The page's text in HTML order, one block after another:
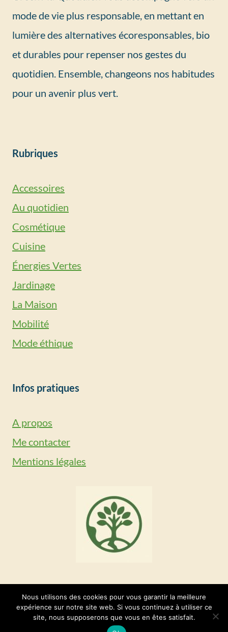
mode de vie plus responsable, en mettant en
lumière des alternatives écoresponsables, bio
et durables pour repenser nos gestes du
quotidien. Ensemble, changeons nos habitudes
pour un avenir plus vert.
Rubriques
Accessoires
Au quotidien
Cosmétique
Cuisine
Énergies Vertes
Jardinage
La Maison
Mobilité
Mode éthique
Infos pratiques
A propos
Me contacter
Mentions légales
© 2026 Green Au Quotidien
Nous utilisons des cookies pour vous garantir la meilleure
expérience sur notre site web. Si vous continuez à utiliser ce
site, nous supposerons que vous en êtes satisfait.